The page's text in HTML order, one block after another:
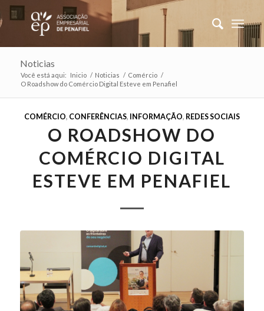
Noticias
Você está aqui: Inicio / Noticias / Comércio /
O Roadshow do Comércio Digital Esteve em Penafiel
COMÉRCIO, CONFERÊNCIAS, INFORMAÇÃO, REDES SOCIAIS
O ROADSHOW DO
COMÉRCIO DIGITAL
ESTEVE EM PENAFIEL